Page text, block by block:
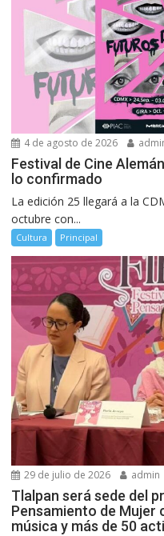
4 de agosto de 2026
Festival de Cine
lo confirmado
La edición 25 llegará a la
octubre con...
Cultura Principal
29 de julio de 2026 admin
Tlalpan será sede del
Pensamiento de
música y más de 50